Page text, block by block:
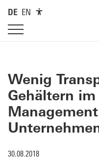
DE EN
Wenig
Gehältern im
30.08.2018